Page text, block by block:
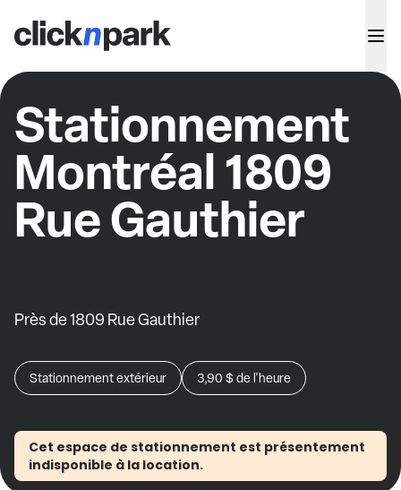
Stationnement
Montréal 1809
Rue Gauthier
Près de 1809 Rue Gauthier
Stationnement extérieur 3,90 $ de l'heure
Cet espace de stationnement est présentement
indisponible à la location.